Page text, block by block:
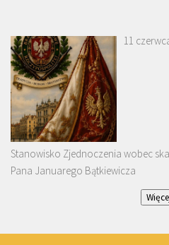
11
Stanowisko Zjednoczenia wobec
Pana Januarego Bątkiewicza